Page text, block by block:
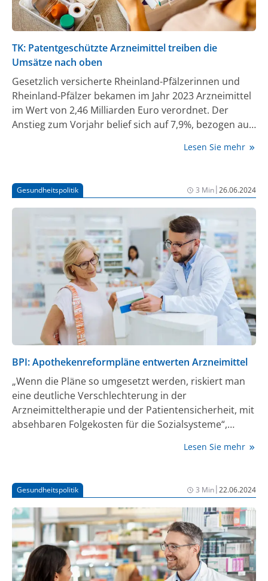
TK: Patentgeschützte Arzneimittel treiben die
Umsätze nach oben
Gesetzlich versicherte Rheinland-Pfälzerinnen und
Rheinland-Pfälzer bekamen im Jahr 2023 Arzneimittel
im Wert von 2,46 Milliarden Euro verordnet. Der
Anstieg zum Vorjahr belief sich auf 7,9%, bezogen auf
Landesvertretung der Techniker Krankenkasse (TK) in
des GKV-Spitzenverbands bekannt.
Lesen Sie mehr
Gesundheitspolitik 3 Min|26.06.2024
BPI: Apothekenreformpläne entwerten Arzneimittel
„Wenn die Pläne so umgesetzt werden, riskiert man
eine deutliche Verschlechterung in der
Arzneimitteltherapie und der Patientensicherheit, mit
absehbaren Folgekosten für die Sozialsysteme“,
Joachimsen, anlässlich der (...) Anhörung zum
im Bundesgesundheitsministerium. „Arzneimittel sind
viel mehr als ein Konsumgut, das durch Handel und
Logistik zum Patienten transportiert wird. Es sind
sensible Produkte, die in aller Regel Beratung in den
Apotheken vor Ort erfordern. Eine Apotheke light
führt demzufolge auch zu einer
Arzneimittelversorgung light und das können wir
Lesen Sie mehr
Gesundheitspolitik 3 Min|22.06.2024